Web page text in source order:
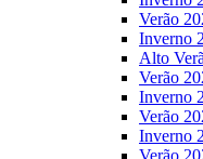
Verão
Inverno
Alto
Verão
Inverno
Verão
Inverno
Verão